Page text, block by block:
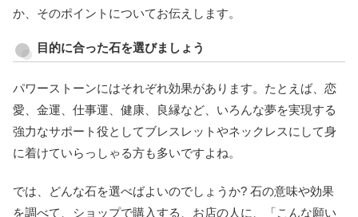
か、そのポイントについてお伝えします。
目的に合った石を選びましょう
パワーストーンにはそれぞれ効果があります。たとえば、恋
愛、金運、仕事運、健康、良縁など、いろんな夢を実現する
強力なサポート役としてブレスレットやネックレスにして身
に着けていらっしゃる方も多いですよね。
では、どんな石を選べばよいのでしょうか? 石の意味や効果
を調べて、ショップで購入する、お店の人に、「こんな願い